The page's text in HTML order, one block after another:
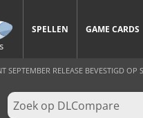
SPELLEN GAME CARDS
SEPTEMBER RELEASE BEVESTIGD OP